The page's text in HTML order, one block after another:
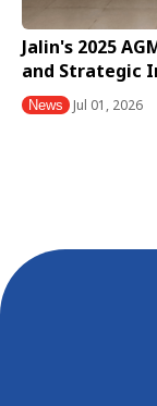
Jalin's 2025
and Strategic
News Jul 01, 2026